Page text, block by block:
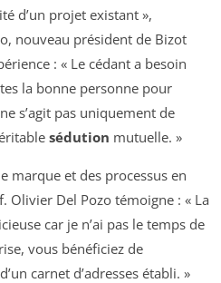
d’un projet existant »,
nouveau président de Bizot
: « Le cédant a besoin
la bonne personne pour
s’agit pas uniquement de
sédution mutuelle. »
marque et des processus en
Olivier Del Pozo témoigne : « La
car je n’ai pas le temps de
vous bénéficiez de
carnet d’adresses établi. »